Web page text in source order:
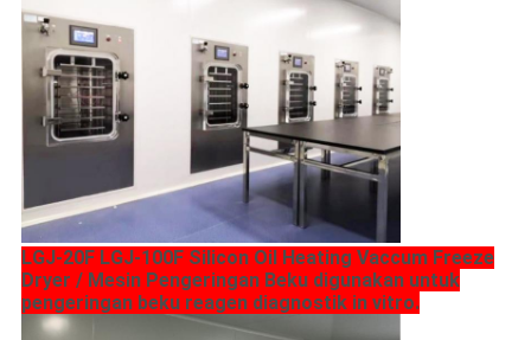
LGJ-20F LGJ-100F Silicon Oil Heating Vaccum Freeze
Dryer / Mesin Pengeringan Beku digunakan untuk
pengeringan beku reagen diagnostik in vitro.